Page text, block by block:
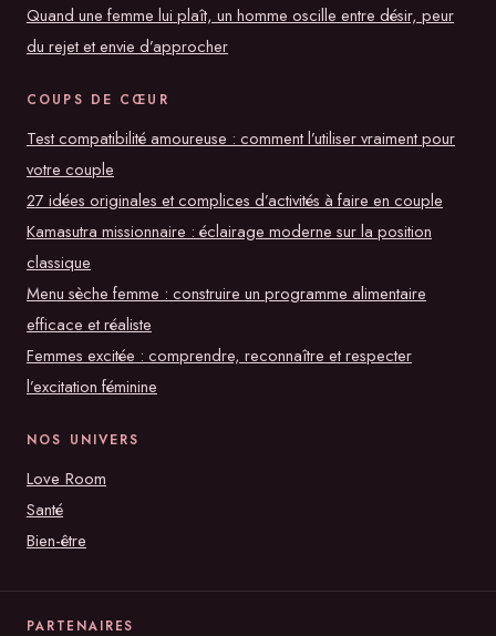
Quand une femme lui plaît, un homme oscille entre désir, peur
du rejet et envie d’approcher
COUPS DE CŒUR
Test compatibilité amoureuse : comment l’utiliser vraiment pour
votre couple
27 idées originales et complices d’activités à faire en couple
Kamasutra missionnaire : éclairage moderne sur la position
classique
Menu sèche femme : construire un programme alimentaire
efficace et réaliste
Femmes excitée : comprendre, reconnaître et respecter
l’excitation féminine
NOS UNIVERS
Love Room
Santé
Bien-être
PARTENAIRES